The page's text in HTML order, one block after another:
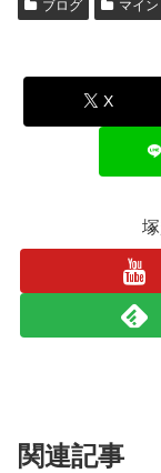
ブログ マイン
X
関連記事